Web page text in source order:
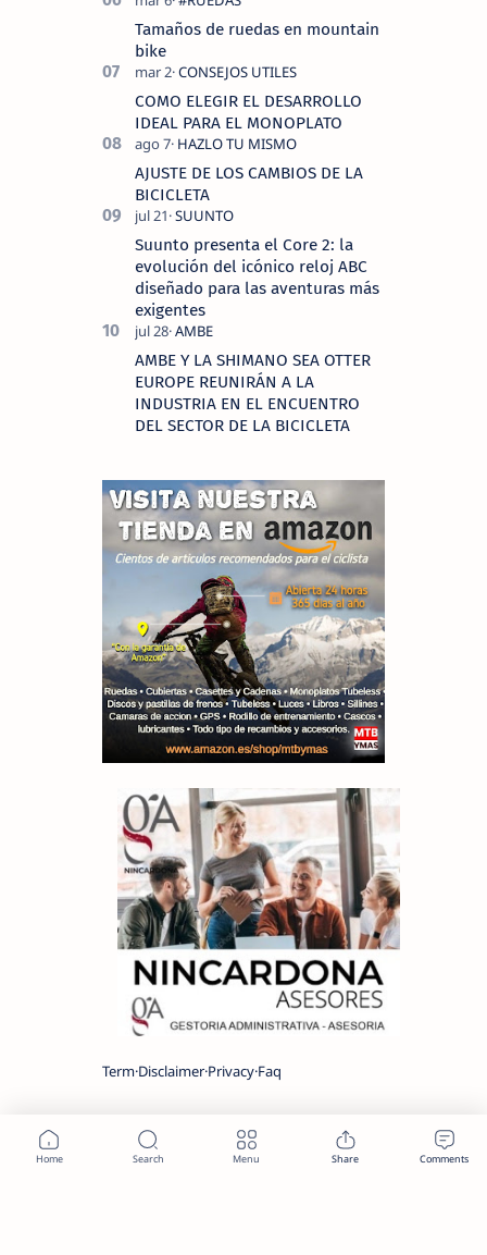
Tamaños de ruedas en mountain
bike
COMO ELEGIR EL DESARROLLO
IDEAL PARA EL MONOPLATO
AJUSTE DE LOS CAMBIOS DE LA
BICICLETA
Suunto presenta el Core 2: la
evolución del icónico reloj ABC
diseñado para las aventuras más
exigentes
AMBE Y LA SHIMANO SEA OTTER
EUROPE REUNIRÁN A LA
INDUSTRIA EN EL ENCUENTRO
DEL SECTOR DE LA BICICLETA
Term Disclaimer Privacy Faq